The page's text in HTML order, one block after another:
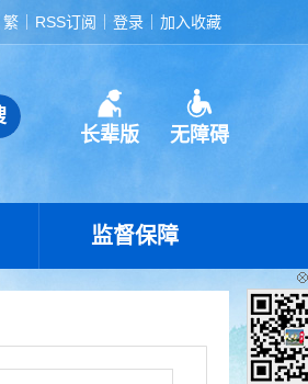
繁 RSS订阅 登录 加入收藏
长辈版 无障碍
监督保障